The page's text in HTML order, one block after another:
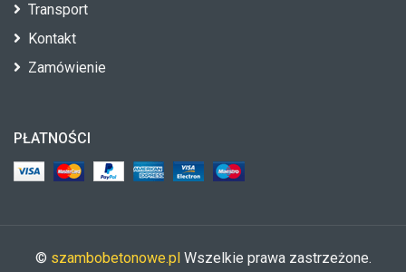
Transport
Kontakt
Zamówienie
PŁATNOŚCI
© szambobetonowe.plWszelkie prawa zastrzeżone.